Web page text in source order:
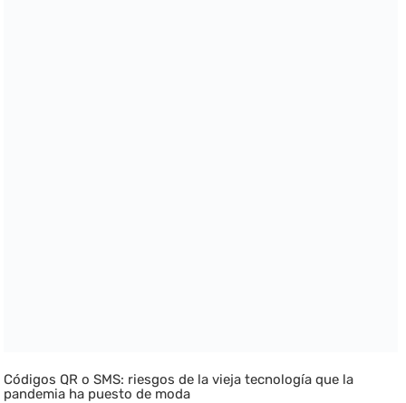
Códigos QR o SMS: riesgos de la vieja tecnología que la
pandemia ha puesto de moda